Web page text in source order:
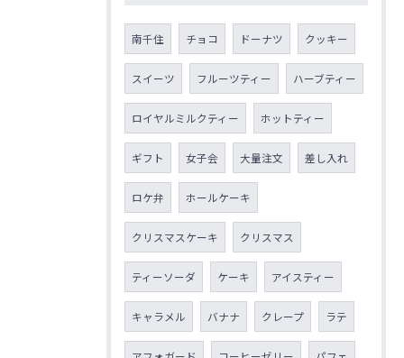
南千住 チョコ ドーナツ クッキー
スイーツ フルーツティー ハーブティー
ロイヤルミルクティー ホットティー
ギフト 女子会 大量注文 差し入れ
ロケ弁 ホールケーキ
クリスマスケーキ クリスマス
ティーソーダ ケーキ アイスティー
キャラメル バナナ クレープ ラテ